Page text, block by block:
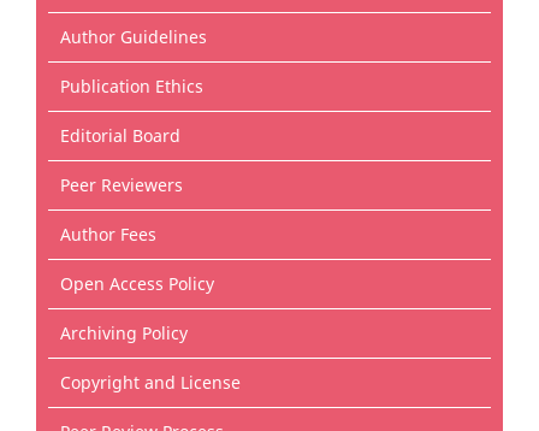
Author Guidelines
Publication Ethics
Editorial Board
Peer Reviewers
Author Fees
Open Access Policy
Archiving Policy
Copyright and License